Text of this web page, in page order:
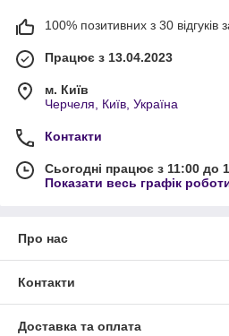
100% позитивних з 30 відгуків
Працює з 13.04.2023
м. Київ
Черчеля, Київ, Україна
Контакти
Сьогодні працює з 11:00 до
Показати весь графік
Про нас
Контакти
Доставка та оплата